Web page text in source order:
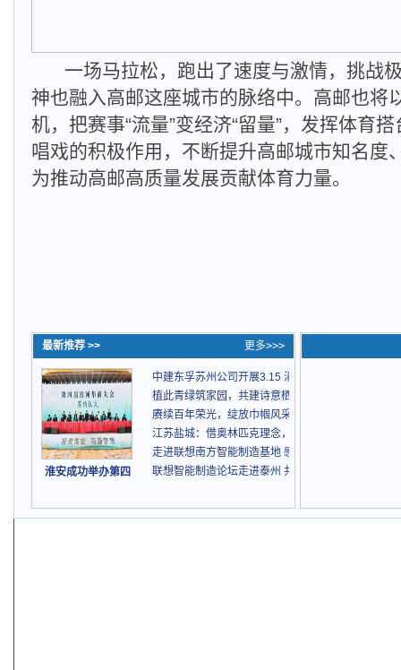
一场马拉松，跑出了速度与激情，挑战
神也融入高邮这座城市的脉络中。高邮也将
机，把赛事“流量”变经济“留量”，发挥体育
唱戏的积极作用，不断提升高邮城市知名度
为推动高邮高质量发展贡献体育力量。
最新推荐 >> 更多>>>
淮安成功举办第四
中建东孚苏州公司开展3.15 消费者权益日普法活动
植此青绿筑家园，共建诗意栖居地
赓续百年荣光，绽放巾帼风采
江苏盐城：借奥林匹克理念，绘就绿色发展新图景
走进联想南方智能制造基地 感受领先智造魅力
联想智能制造论坛走进泰州 共话产业升级新策略